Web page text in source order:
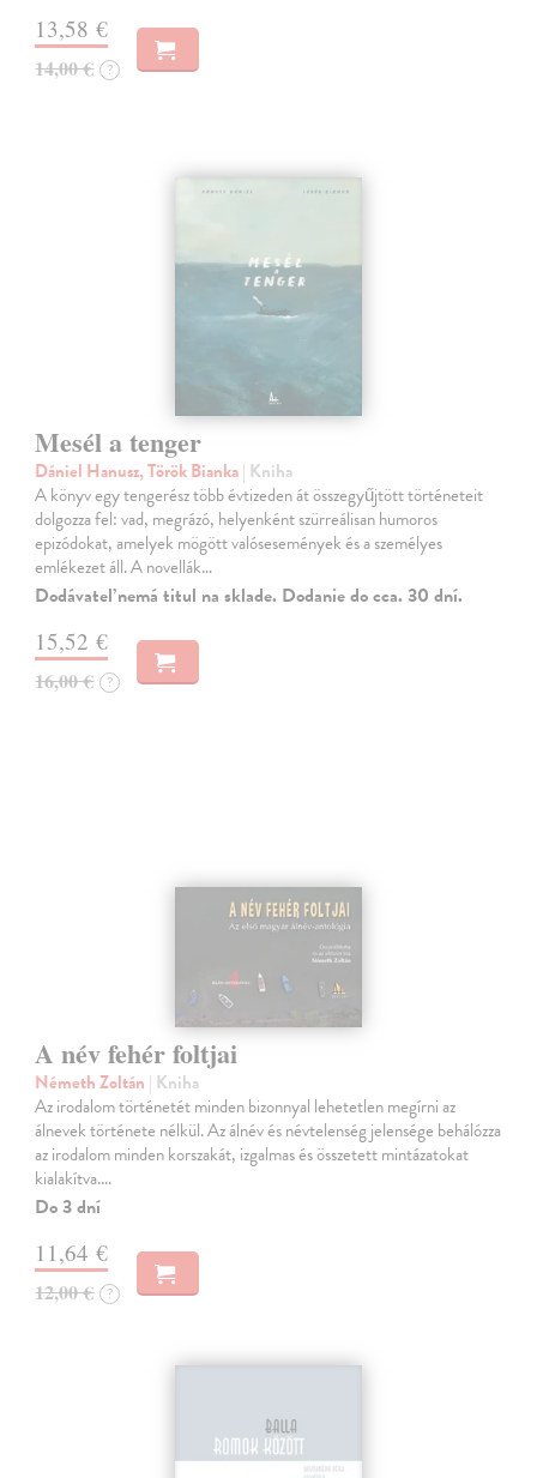
13,58 €
14,00 € ?
Mesél a tenger
Dániel Hanusz, Török Bianka| Kniha
A könyv egy tengerész több évtizeden át összegyűjtött történeteit
dolgozza fel: vad, megrázó, helyenként szürreálisan humoros
epizódokat, amelyek mögött valósesemények és a személyes
emlékezet áll. A novellák…
Dodávateľ nemá titul na sklade. Dodanie do cca. 30 dní.
15,52 €
16,00 € ?
A név fehér foltjai
Németh Zoltán | Kniha
Az irodalom történetét minden bizonnyal lehetetlen megírni az
álnevek története nélkül. Az álnév és névtelenség jelensége behálózza
az irodalom minden korszakát, izgalmas és összetett mintázatokat
kialakítva.…
Do 3 dní
11,64 €
12,00 € ?